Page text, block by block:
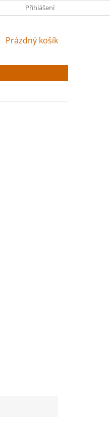
Přihlášení
NÁKUPNÍ
Prázdný košík